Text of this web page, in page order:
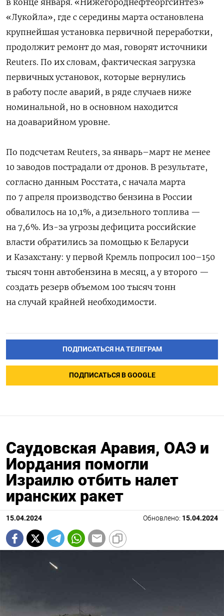
в конце января. «Нижегороднефтеоргсинтез»
«Лукойла», где с середины марта остановлена
крупнейшая установка первичной переработки,
продолжит ремонт до мая, говорят источники
Reuters. По их словам, фактическая загрузка
первичных установок, которые вернулись
в работу после аварий, в ряде случаев ниже
номинальной, но в основном находится
на доаварийном уровне.
По подсчетам Reuters, за январь–март не менее
10 заводов пострадали от дронов. В результате,
согласно данным Росстата, с начала марта
по 7 апреля производство бензина в России
обвалилось на 10,1%, а дизельного топлива —
на 7,6%. Из-за угрозы дефицита российские
власти обратились за помощью к Беларуси
и Казахстану: у первой Кремль попросил 100–150
тысяч тонн автобензина в месяц, а у второго —
создать резерв объемом 100 тысяч тонн
на случай крайней необходимости.
ПОДПИСАТЬСЯ НА ТЕЛЕГРАМ
ПОДПИСАТЬСЯ В GOOGLE
Саудовская Аравия, ОАЭ и
Иордания помогли
Израилю отбить налет
иранских ракет
15.04.2024 Обновлено: 15.04.2024